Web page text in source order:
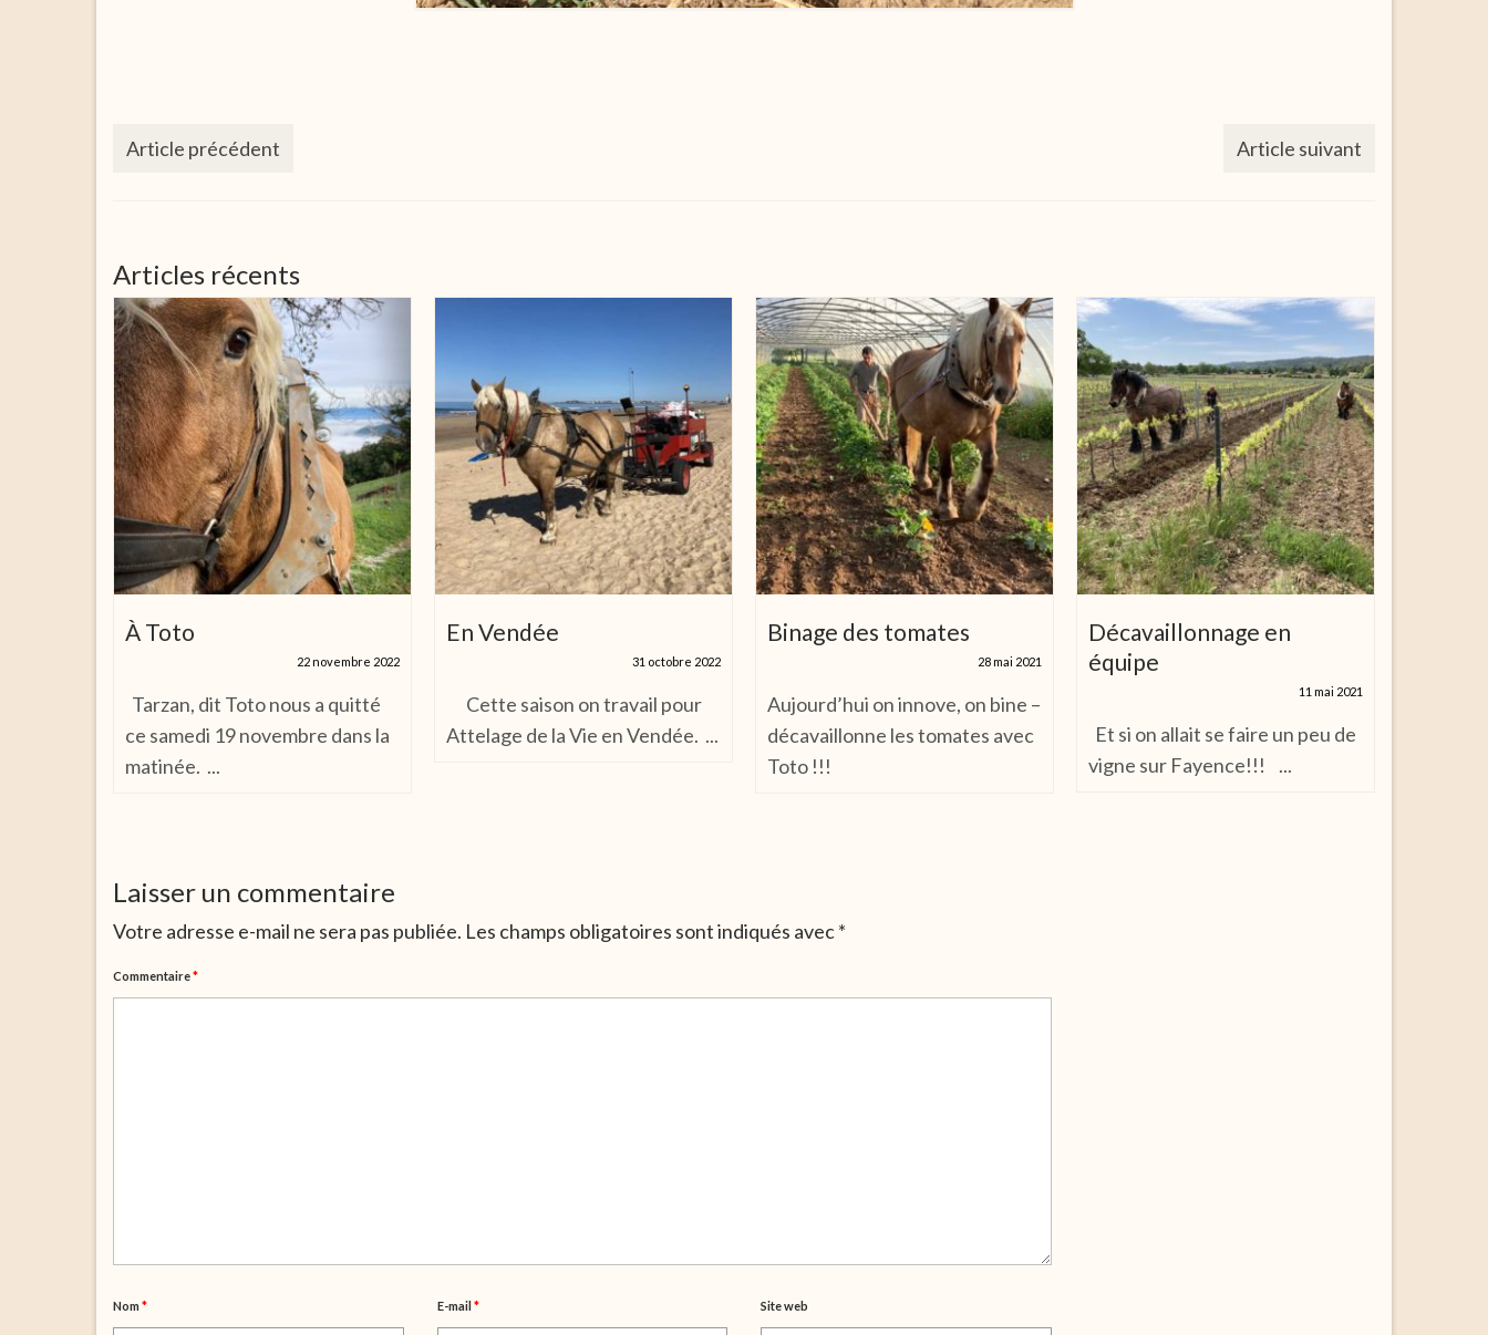
Article précédent Article suivant
Articles récents
À Toto
22 novembre 2022
Tarzan, dit Toto nous a quitté
ce samedi 19 novembre dans la
matinée. ...
En Vendée
31 octobre 2022
Cette saison on travail pour
Attelage de la Vie en Vendée. ...
Binage des tomates
28 mai 2021
Aujourd’hui on innove, on bine –
décavaillonne les tomates avec
Toto !!!
Décavaillonnage en
équipe
11 mai 2021
Et si on allait se faire un peu de
vigne sur Fayence!!! ...
Laisser un commentaire
Votre adresse e-mail ne sera pas publiée. Les champs obligatoires sont indiqués avec*
Commentaire*
Nom * E-mail * Site web